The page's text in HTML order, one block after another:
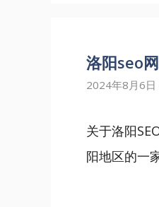
洛阳seo
2024年8月6日
关于洛阳
阳地区的一